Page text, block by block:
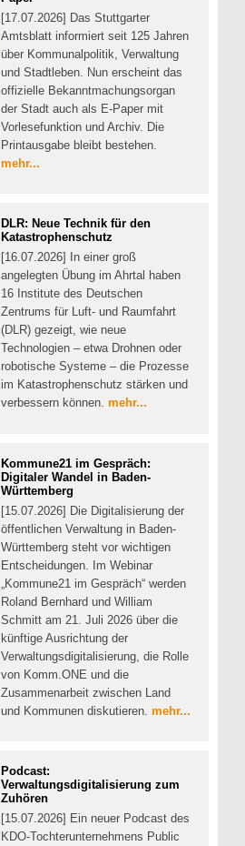
[17.07.2026] Das Stuttgarter
Amtsblatt informiert seit 125 Jahren
über Kommunalpolitik, Verwaltung
und Stadtleben. Nun erscheint das
offizielle Bekanntmachungsorgan
der Stadt auch als E-Paper mit
Vorlesefunktion und Archiv. Die
Printausgabe bleibt bestehen.
mehr...
DLR: Neue Technik für den
Katastrophenschutz
[16.07.2026] In einer groß
angelegten Übung im Ahrtal haben
16 Institute des Deutschen
Zentrums für Luft- und Raumfahrt
(DLR) gezeigt, wie neue
Technologien – etwa Drohnen oder
robotische Systeme – die Prozesse
im Katastrophenschutz stärken und
verbessern können. mehr...
Kommune21 im Gespräch:
Digitaler Wandel in Baden-
Württemberg
[15.07.2026] Die Digitalisierung der
öffentlichen Verwaltung in Baden-
Württemberg steht vor wichtigen
Entscheidungen. Im Webinar
„Kommune21 im Gespräch“ werden
Roland Bernhard und William
Schmitt am 21. Juli 2026 über die
künftige Ausrichtung der
Verwaltungsdigitalisierung, die Rolle
von Komm.ONE und die
Zusammenarbeit zwischen Land
und Kommunen diskutieren. mehr...
Podcast:
Verwaltungsdigitalisierung zum
Zuhören
[15.07.2026] Ein neuer Podcast des
KDO-Tochterunternehmens Public